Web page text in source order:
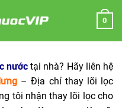
0
nước tại nhà? Hãy liên hệ
– Địa chỉ thay lõi lọc
tôi nhận thay lõi lọc cho